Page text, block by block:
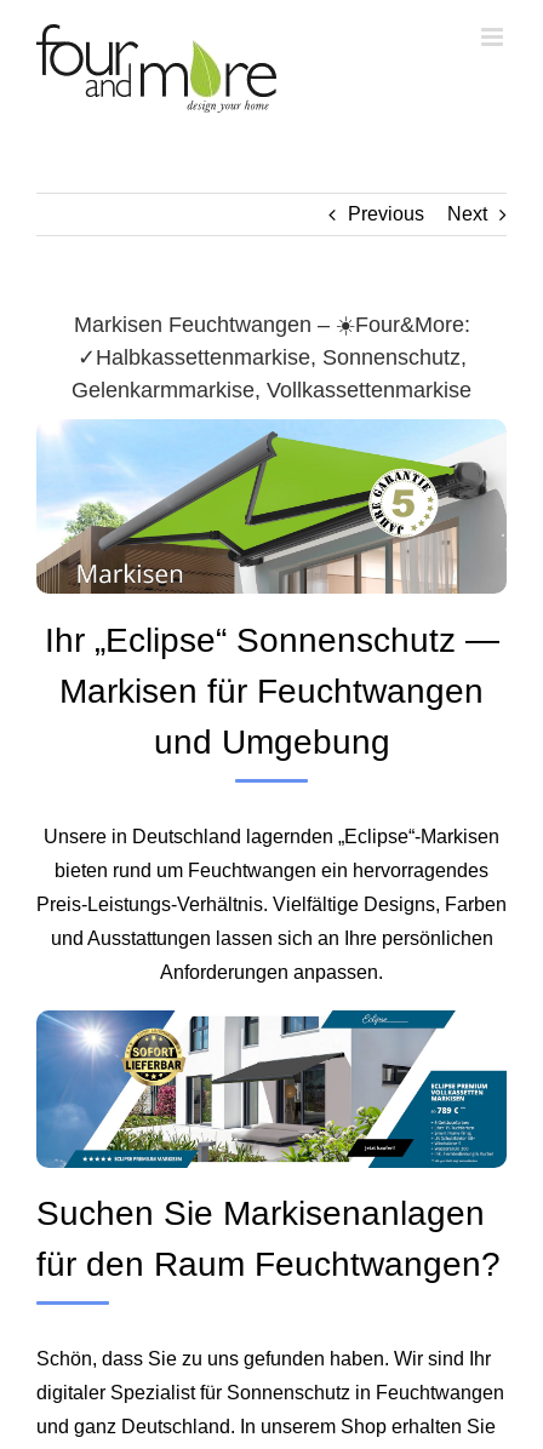
content
Previous Next
Markisen Feuchtwangen – ☀️Four&More:
✓Halbkassettenmarkise, Sonnenschutz,
Gelenkarmmarkise, Vollkassettenmarkise
Ihr „Eclipse“ Sonnenschutz —
Markisen für Feuchtwangen
und Umgebung
Unsere in Deutschland lagernden „Eclipse“-Markisen
bieten rund um Feuchtwangen ein hervorragendes
Preis-Leistungs-Verhältnis. Vielfältige Designs, Farben
und Ausstattungen lassen sich an Ihre persönlichen
Anforderungen anpassen.
Suchen Sie Markisenanlagen
für den Raum Feuchtwangen?
Schön, dass Sie zu uns gefunden haben. Wir sind Ihr
digitaler Spezialist für Sonnenschutz in Feuchtwangen
und ganz Deutschland. In unserem Shop erhalten Sie